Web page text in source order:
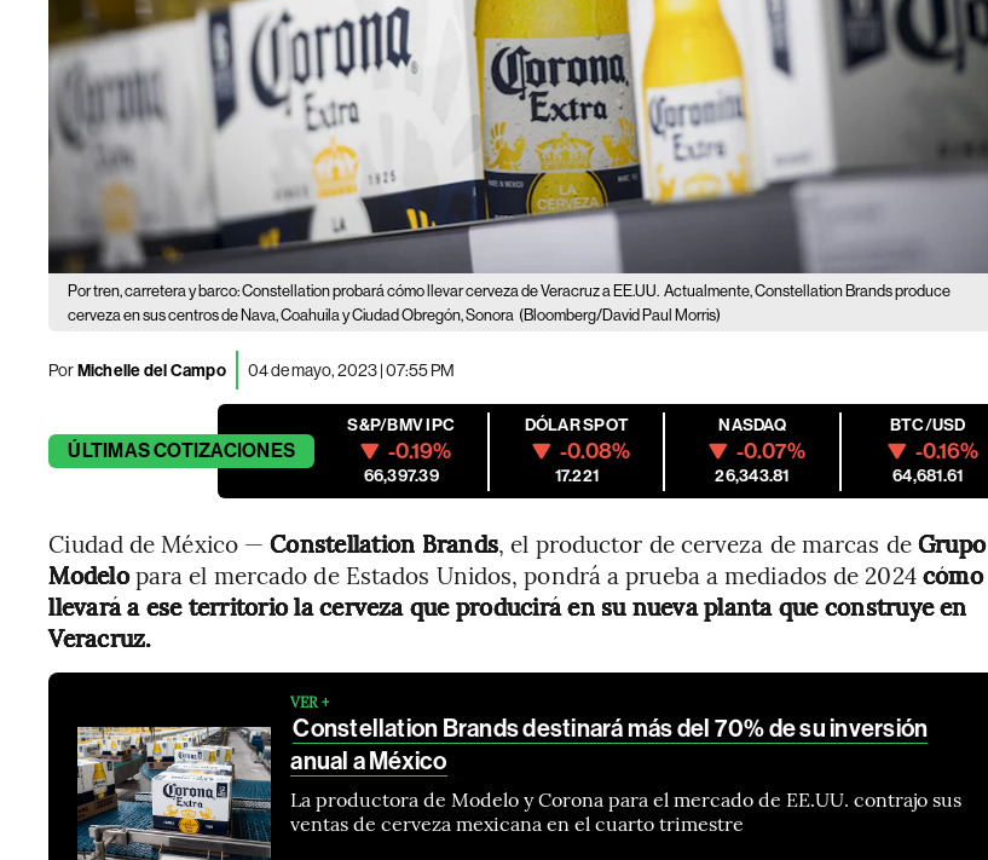
Por tren, carretera y barco: Constellation probará cómo llevar cerveza de Veracruz a EE.UU. Actualmente, Constellation Brands produce
cerveza en sus centros de Nava, Coahuila y Ciudad Obregón, Sonora (Bloomberg/David Paul Morris)
PorMichelle del Campo 04 de mayo, 2023 | 07:55 PM
ÚLTIMASCOTIZACIONES
S&P/BMV IPC
-0.19%
66,397.39
DÓLAR SPOT
-0.08%
17.221
NASDAQ
-0.07%
26,343.81
BTC/USD
-0.16%
64,681.61
Ciudad de México —Constellation Brands, el productor de cerveza de marcas deGrupo
Modelopara el mercado de Estados Unidos, pondrá a prueba a mediados de 2024cómo
llevará a ese territorio la cerveza que producirá en su nueva planta que construye en
Veracruz.
VER +
Constellation Brands destinará más del 70% de su inversión
anual a México
La productora de Modelo y Corona para el mercado de EE.UU. contrajo sus
ventas de cerveza mexicana en el cuarto trimestre